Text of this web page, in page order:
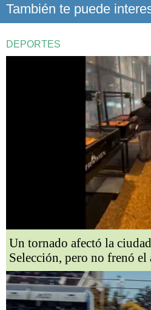
También te puede
DEPORTES
Un tornado afectó la
Selección, pero no frenó el